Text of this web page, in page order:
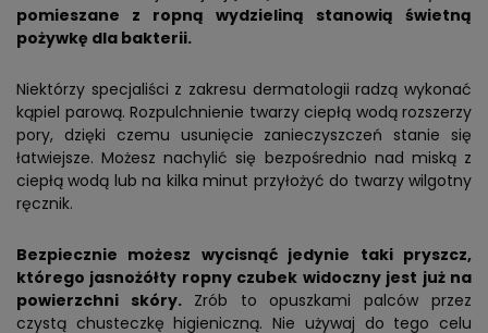
pomieszane z ropną wydzieliną stanowią świetną
pożywkę dla bakterii.
Niektórzy specjaliści z zakresu dermatologii radzą wykonać
kąpiel parową. Rozpulchnienie twarzy ciepłą wodą rozszerzy
pory, dzięki czemu usunięcie zanieczyszczeń stanie się
łatwiejsze. Możesz nachylić się bezpośrednio nad miską z
ciepłą wodą lub na kilka minut przyłożyć do twarzy wilgotny
ręcznik.
Bezpiecznie możesz wycisnąć jedynie taki pryszcz,
którego jasnożółty ropny czubek widoczny jest już na
powierzchni skóry. Zrób to opuszkami palców przez
czystą chusteczkę higieniczną. Nie używaj do tego celu